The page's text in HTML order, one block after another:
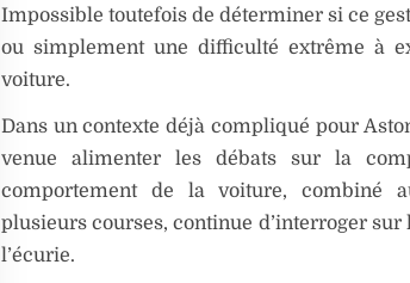
Impossible toutefois de déterminer si ce
ou simplement une difficulté extrême à
voiture.
Dans un contexte déjà compliqué pour
venue alimenter les débats sur la
comportement de la voiture, combiné
plusieurs courses, continue d’interroger
l’écurie.